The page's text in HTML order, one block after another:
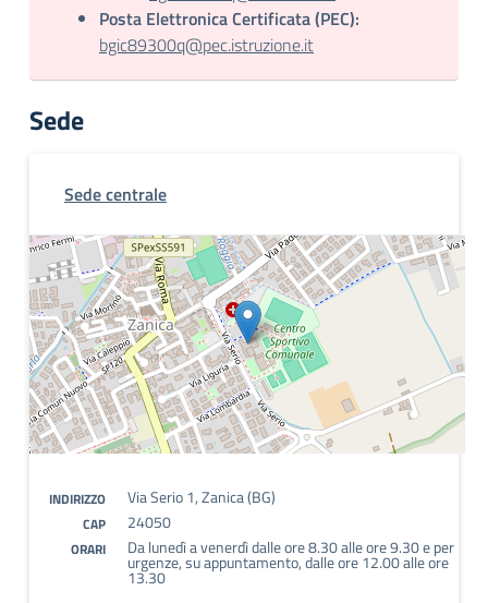
Posta Elettronica Certificata (PEC):
bgic89300q@pec.istruzione.it
Sede
Sede centrale
INDIRIZZO Via Serio 1, Zanica (BG)
CAP 24050
ORARI Da lunedì a venerdì dalle ore 8.30 alle ore 9.30 e per
urgenze, su appuntamento, dalle ore 12.00 alle ore
13.30